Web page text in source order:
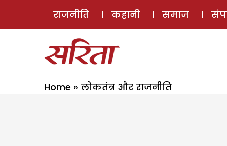
राजनीति कहानी समाज
Home » लोकतंत्र और राजनीति